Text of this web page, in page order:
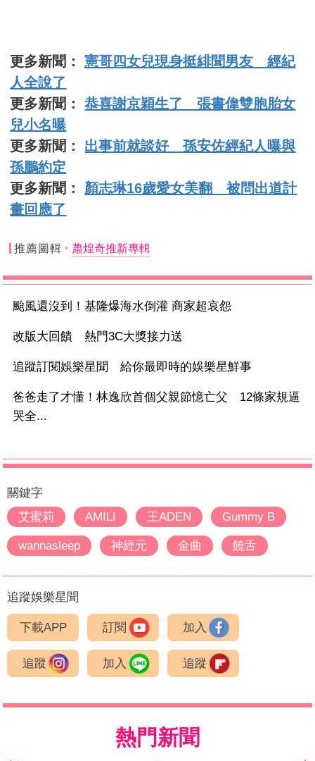
更多新聞：憲哥四女兒現身挺緋聞男友 經紀
人全說了
更多新聞：恭喜謝京穎生了 張書偉雙胞胎女
兒小名曝
更多新聞： 出事前就談好 孫安佐經紀人曝與
孫鵬約定
更多新聞： 顏志琳16歲愛女美翻 被問出道計
畫回應了
推薦圖輯 蕭煌奇推新專輯
颱風還沒到！基隆爆海水倒灌 商家超哀怨
改版大回饋 熱門3C大獎接力送
追蹤訂閱娛樂星聞 給你最即時的娛樂星鮮事
爸爸走了才懂！林逸欣首個父親節憶亡父 12條家規逼
哭全...
關鍵字
艾蜜莉
AMILI 王ADEN Gummy B
wannasleep 神經元 金曲 饒舌
追蹤娛樂星聞
下載APP 訂閱 加入
追蹤 加入 追蹤
熱門新聞